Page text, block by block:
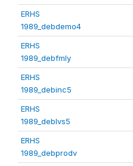
ERHS
1989_debdemo4
ERHS
1989_debfmly
ERHS
1989_debinc5
ERHS
1989_deblvs5
ERHS
1989_debprodv